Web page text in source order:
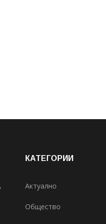
КАТЕГОРИИ
Актуално
Общество